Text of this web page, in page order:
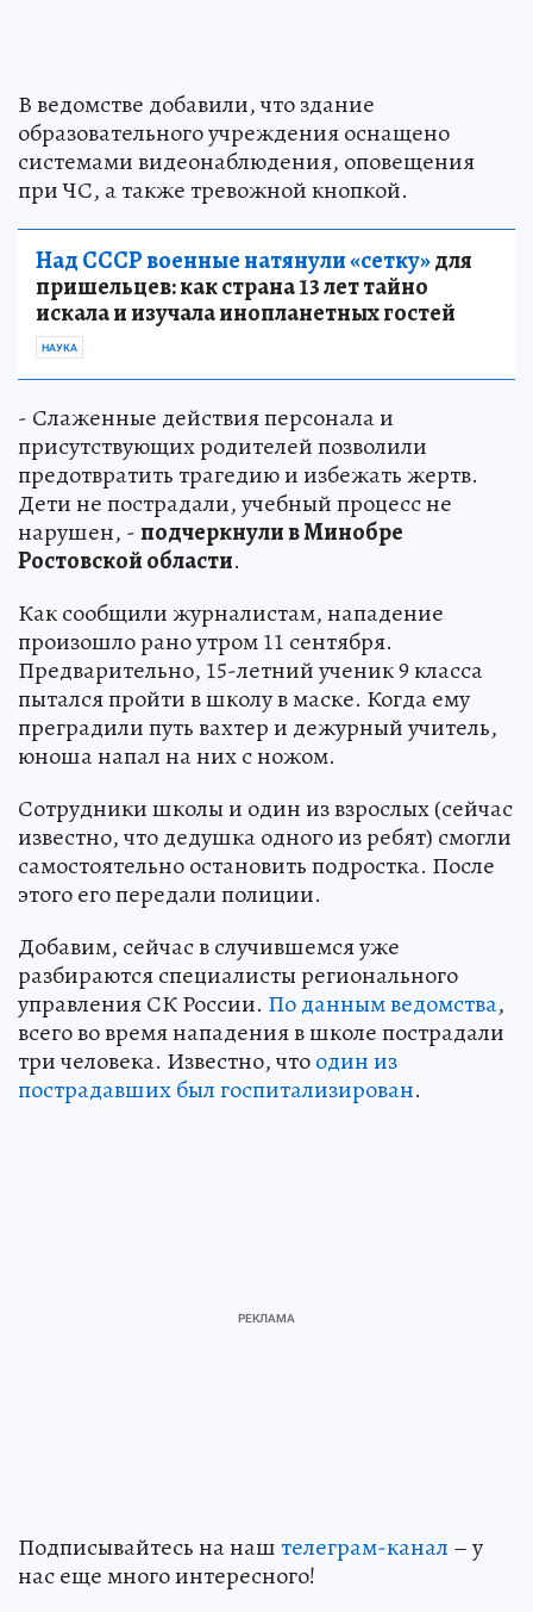
В ведомстве добавили, что здание
образовательного учреждения оснащено
системами видеонаблюдения, оповещения
при ЧС, а также тревожной кнопкой.
Над СССР военные натянули «сетку»для
пришельцев: как страна 13 лет тайно
искала и изучала инопланетных гостей
НАУКА
- Слаженные действия персонала и
присутствующих родителей позволили
предотвратить трагедию и избежать жертв.
Дети не пострадали, учебный процесс не
нарушен, -подчеркнули в Минобре
Ростовской области.
Как сообщили журналистам, нападение
произошло рано утром 11 сентября.
Предварительно, 15-летний ученик 9 класса
пытался пройти в школу в маске. Когда ему
преградили путь вахтер и дежурный учитель,
юноша напал на них с ножом.
Сотрудники школы и один из взрослых (сейчас
известно, что дедушка одного из ребят) смогли
самостоятельно остановить подростка. После
этого его передали полиции.
Добавим, сейчас в случившемся уже
разбираются специалисты регионального
управления СК России. По данным ведомства,
всего во время нападения в школе пострадали
три человека. Известно, чтоодин из
пострадавших был госпитализирован.
Подписывайтесь на наштелеграм-канал – у
нас еще много интересного!